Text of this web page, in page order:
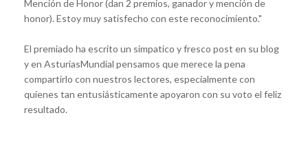
Mención de Honor (dan 2 premios, ganador y mención de
honor). Estoy muy satisfecho con este reconocimiento."
El premiado ha escrito un simpatico y fresco post en su blog
y en AsturiasMundial pensamos que merece la pena
compartirlo con nuestros lectores, especialmente con
quienes tan entusiásticamente apoyaron con su voto el feliz
resultado.